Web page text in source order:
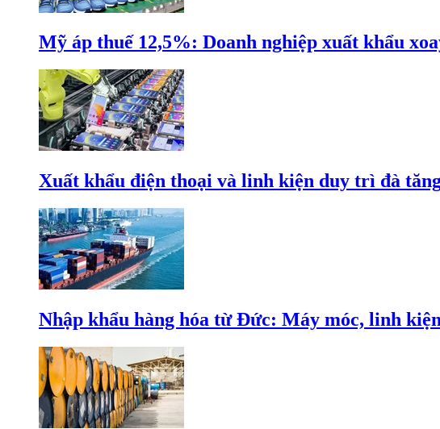
Mỹ áp thuế 12,5%: Doanh nghiệp xuất khẩu
Xuất khẩu điện thoại và linh kiện duy trì đà
Nhập khẩu hàng hóa từ Đức: Máy móc, linh